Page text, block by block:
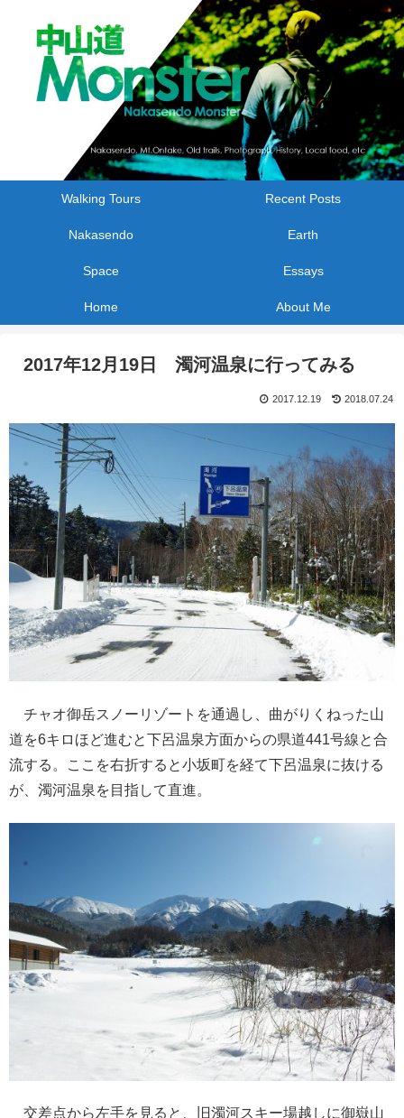
Walking Tours Recent Posts
Nakasendo Earth
Space Essays
Home About Me
2017年12月19日 濁河温泉に行ってみる
2017.12.19 2018.07.24
チャオ御岳スノーリゾートを通過し、曲がりくねった山
道を6キロほど進むと下呂温泉方面からの県道441号線と合
流する。ここを右折すると小坂町を経て下呂温泉に抜ける
が、濁河温泉を目指して直進。
交差点から左手を見ると、旧濁河スキー場越しに御嶽山